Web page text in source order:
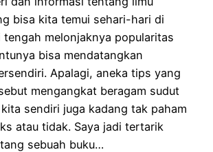
bisa kita temui sehari-hari di
tengah melonjaknya popularitas
bisa mendatangkan
Apalagi, aneka tips yang
mengangkat beragam sudut
sendiri juga kadang tak paham
atau tidak. Saya jadi tertarik
sebuah buku…